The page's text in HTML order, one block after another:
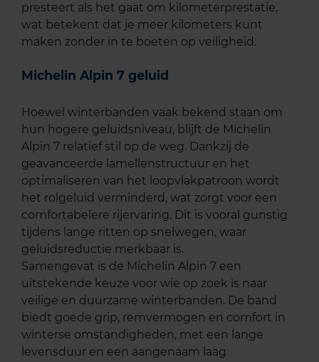
presteert als het gaat om kilometerprestatie,
wat betekent dat je meer kilometers kunt
maken zonder in te boeten op veiligheid.
Michelin Alpin 7 geluid
Hoewel winterbanden vaak bekend staan om
hun hogere geluidsniveau, blijft de Michelin
Alpin 7 relatief stil op de weg. Dankzij de
geavanceerde lamellenstructuur en het
optimaliseren van het loopvlakpatroon wordt
het rolgeluid verminderd, wat zorgt voor een
comfortabelere rijervaring. Dit is vooral gunstig
tijdens lange ritten op snelwegen, waar
geluidsreductie merkbaar is.
Samengevat is de Michelin Alpin 7 een
uitstekende keuze voor wie op zoek is naar
veilige en duurzame winterbanden. De band
biedt goede grip, remvermogen en comfort in
winterse omstandigheden, met een lange
levensduur en een aangenaam laag